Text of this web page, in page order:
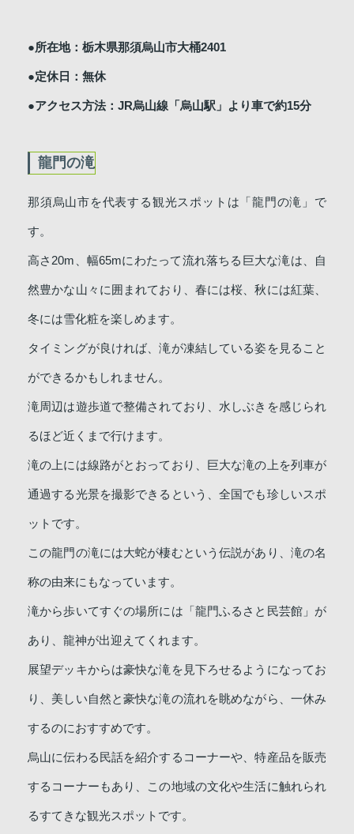
●所在地：栃木県那須烏山市大桶2401
●定休日：無休
●アクセス方法：JR烏山線「烏山駅」より車で約15分
龍門の滝
那須烏山市を代表する観光スポットは「龍門の滝」で
す。
高さ20m、幅65mにわたって流れ落ちる巨大な滝は、自
然豊かな山々に囲まれており、春には桜、秋には紅葉、
冬には雪化粧を楽しめます。
タイミングが良ければ、滝が凍結している姿を見ること
ができるかもしれません。
滝周辺は遊歩道で整備されており、水しぶきを感じられ
るほど近くまで行けます。
滝の上には線路がとおっており、巨大な滝の上を列車が
通過する光景を撮影できるという、全国でも珍しいスポ
ットです。
この龍門の滝には大蛇が棲むという伝説があり、滝の名
称の由来にもなっています。
滝から歩いてすぐの場所には「龍門ふるさと民芸館」が
あり、龍神が出迎えてくれます。
展望デッキからは豪快な滝を見下ろせるようになってお
り、美しい自然と豪快な滝の流れを眺めながら、一休み
するのにおすすめです。
烏山に伝わる民話を紹介するコーナーや、特産品を販売
するコーナーもあり、この地域の文化や生活に触れられ
るすてきな観光スポットです。